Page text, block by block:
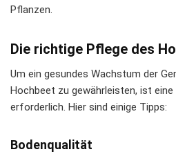
Pflanzen.
Die richtige Pflege des
Um ein gesundes Wachstum der
Hochbeet zu gewährleisten, ist
erforderlich. Hier sind einige Tipps:
Bodenqualität